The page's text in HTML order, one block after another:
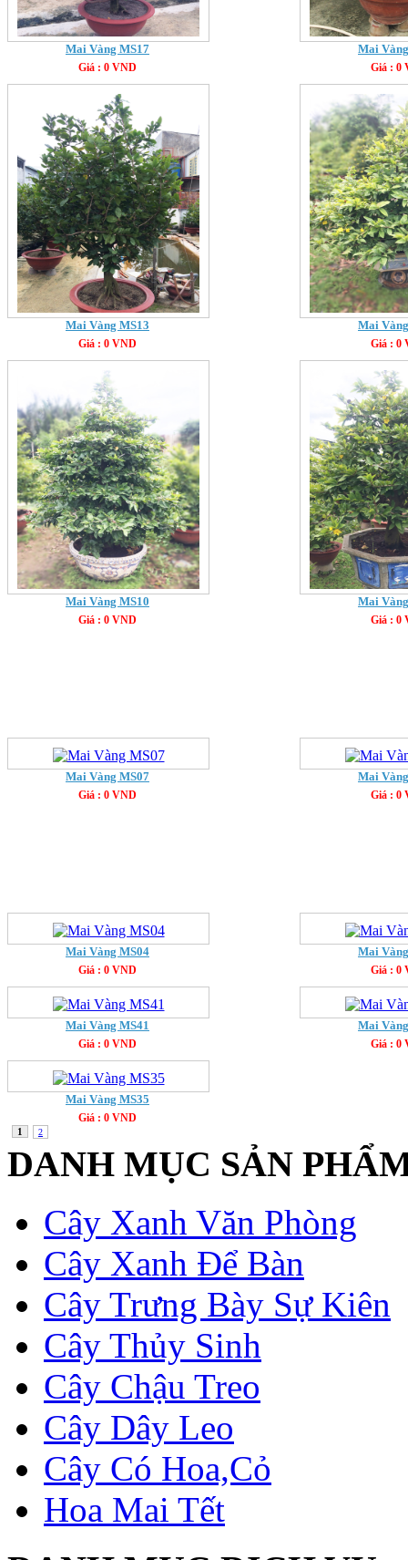
Mai Vàng MS17
Giá : 0 VND
Mai
Giá : 0
Mai Vàng MS13
Giá : 0 VND
Mai
Giá : 0
Mai Vàng MS10
Giá : 0 VND
Mai
Giá : 0
Mai Vàng MS07
Giá : 0 VND
Mai
Giá : 0
Mai Vàng MS04
Giá : 0 VND
Mai
Giá : 0
Mai Vàng MS41
Giá : 0 VND
Mai
Giá : 0
Mai Vàng MS35
Giá : 0 VND
1 2
DANH MỤC SẢN
Cây Xanh Văn Phòng
Cây Xanh Để Bàn
Cây Trưng Bày Sự Kiên
Cây Thủy Sinh
Cây Chậu Treo
Cây Dây Leo
Cây Có Hoa,Cỏ
Hoa Mai Tết